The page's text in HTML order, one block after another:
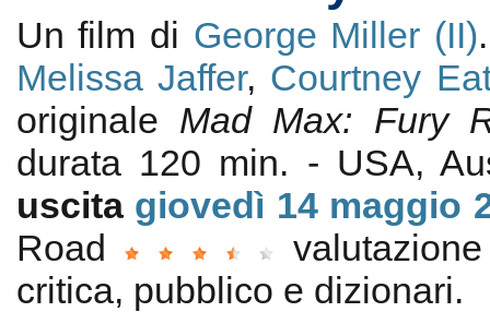
Un film di George Miller (II)
Melissa Jaffer, Courtney
originale Mad Max: Fury
durata 120 min. - USA,
uscita giovedì 14 maggio
Road
critica, pubblico e dizionari.